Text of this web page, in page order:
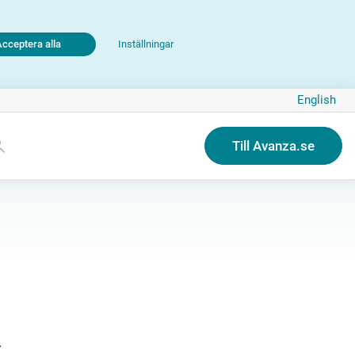
Inställningar
alla
English
Till Avanza.se